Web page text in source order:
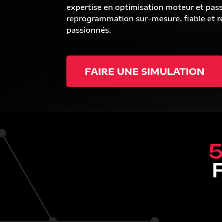
expertise en optimisation moteur et
reprogrammation sur-mesure, fiable et
passionnés.
FAIRE UNE SIMULATION